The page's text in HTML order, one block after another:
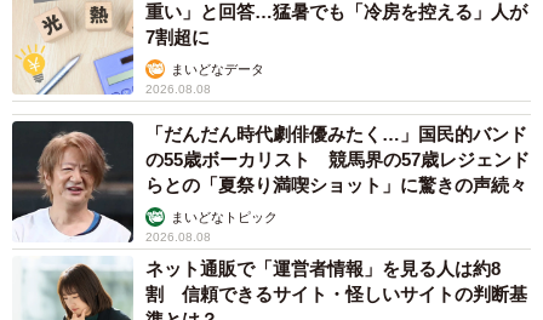
重い」と回答…猛暑でも「冷房を控える」人が
7割超に
まいどなデータ
2026.08.08
「だんだん時代劇俳優みたく…」国民的バンド
の55歳ボーカリスト 競馬界の57歳レジェンド
らとの「夏祭り満喫ショット」に驚きの声続々
まいどなトピック
2026.08.08
ネット通販で「運営者情報」を見る人は約8
割 信頼できるサイト・怪しいサイトの判断基